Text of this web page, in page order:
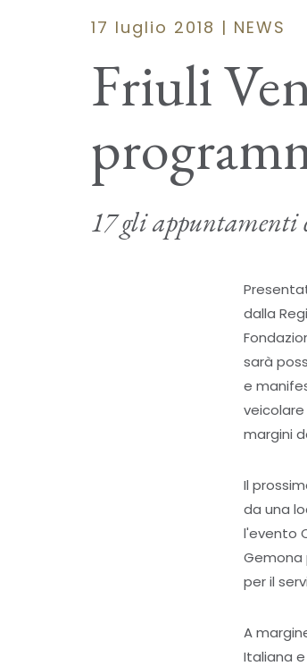
17 luglio 2018 | NEWS
Friuli
17 gli appuntamenti
dalla
sarà
e
margini
Il
da una
l'evento
Gemona
per il
A
Italiana